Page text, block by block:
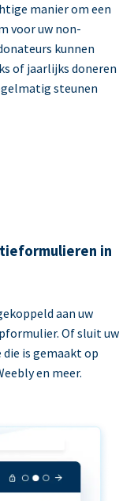
manier om een
voor uw non-
kunnen
of jaarlijks doneren
steunen
in
aan uw
Of sluit uw
is gemaakt op
en meer.